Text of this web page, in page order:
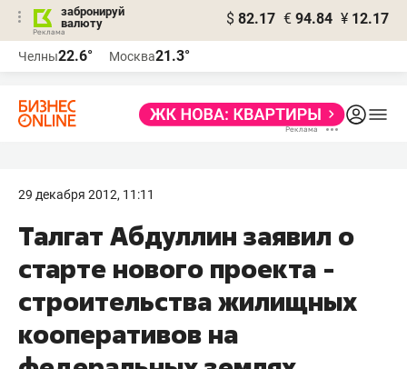
забронируй
валюту
$ 82.17 € 94.84 ¥ 12.17
Челны22.6° Москва21.3°
29 декабря 2012, 11:11
Талгат Абдуллин заявил о
старте нового проекта -
строительства жилищных
кооперативов на